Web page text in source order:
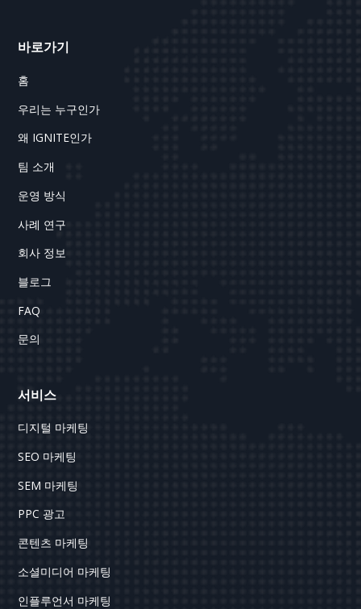
바로가기
홈
우리는 누구인가
왜 IGNITE인가
팀 소개
운영 방식
사례 연구
회사 정보
블로그
FAQ
문의
서비스
디지털 마케팅
SEO 마케팅
SEM 마케팅
PPC 광고
콘텐츠 마케팅
소셜미디어 마케팅
인플루언서 마케팅